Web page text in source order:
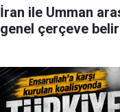
İran ile Umman
genel çerçeve